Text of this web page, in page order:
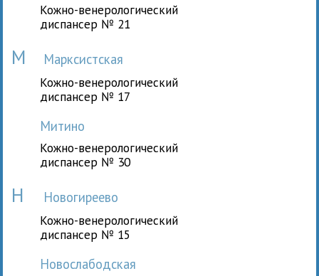
Кожно-венерологический
диспансер № 21
М Марксистская
Кожно-венерологический
диспансер № 17
Митино
Кожно-венерологический
диспансер № 30
Н Новогиреево
Кожно-венерологический
диспансер № 15
Новослабодская